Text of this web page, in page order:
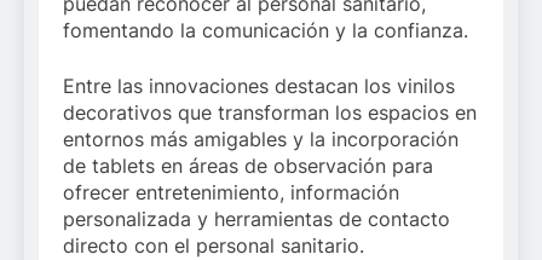
fomentando la comunicación y la confianza.
Entre las innovaciones destacan los vinilos
decorativos que transforman los espacios en
entornos más amigables y la incorporación
de tablets en áreas de observación para
ofrecer entretenimiento, información
personalizada y herramientas de contacto
directo con el personal sanitario.